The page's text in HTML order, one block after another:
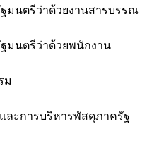
มนตรีว่าด้วยงานสารบรรณ
มนตรีว่าด้วยพนักงาน
ม
ละการบริหารพัสดุภาครัฐ